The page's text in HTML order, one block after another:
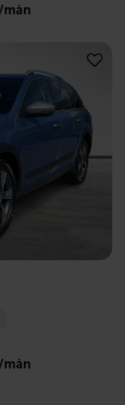
mån
mån